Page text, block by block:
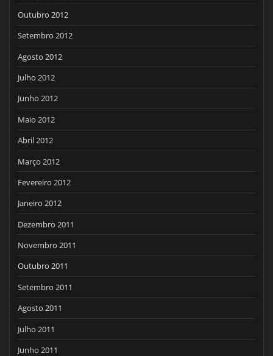
Outubro 2012
Setembro 2012
Agosto 2012
Julho 2012
Junho 2012
Maio 2012
Abril 2012
Março 2012
Fevereiro 2012
Janeiro 2012
Dezembro 2011
Novembro 2011
Outubro 2011
Setembro 2011
Agosto 2011
Julho 2011
Junho 2011